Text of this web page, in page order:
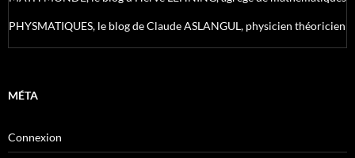
PHYSMATIQUES, le blog de Claude ASLANGUL, physicien théoricien
MÉTA
Connexion